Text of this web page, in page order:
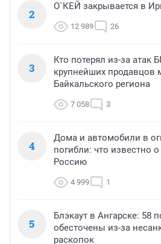
2
О`КЕЙ закрывается в
12 989 26
3
Кто потерял из-за атак
крупнейших продавцов
Байкальского региона
7 058 3
4
Дома и автомобили в
погибли: что известно
Россию
4 999 1
5
Блэкаут в Ангарске: 58
обесточены из-за
раскопок